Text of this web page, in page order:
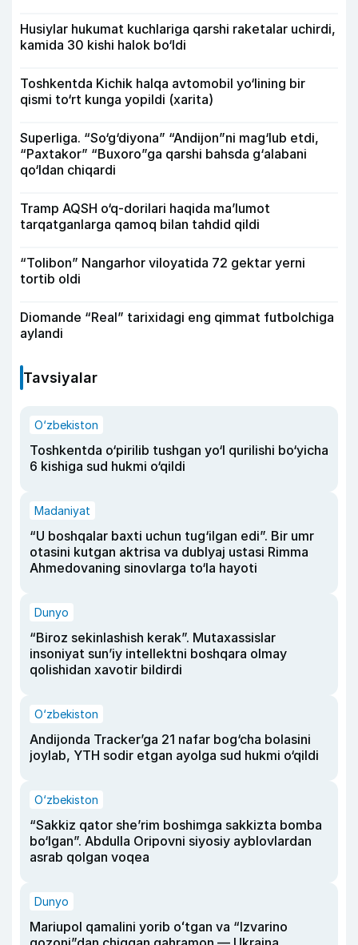
Husiylar hukumat kuchlariga qarshi raketalar uchirdi,
kamida 30 kishi halok bo‘ldi
Toshkentda Kichik halqa avtomobil yo‘lining bir
qismi to‘rt kunga yopildi (xarita)
Superliga. “So‘g‘diyona” “Andijon”ni mag‘lub etdi,
“Paxtakor” “Buxoro”ga qarshi bahsda g‘alabani
qo‘ldan chiqardi
Tramp AQSH o‘q-dorilari haqida ma’lumot
tarqatganlarga qamoq bilan tahdid qildi
“Tolibon” Nangarhor viloyatida 72 gektar yerni
tortib oldi
Diomande “Real” tarixidagi eng qimmat futbolchiga
aylandi
Tavsiyalar
O‘zbekiston
Toshkentda o‘pirilib tushgan yo‘l qurilishi bo‘yicha
6 kishiga sud hukmi o‘qildi
Madaniyat
“U boshqalar baxti uchun tug‘ilgan edi”. Bir umr
otasini kutgan aktrisa va dublyaj ustasi Rimma
Ahmedovaning sinovlarga to‘la hayoti
Dunyo
“Biroz sekinlashish kerak”. Mutaxassislar
insoniyat sun’iy intellektni boshqara olmay
qolishidan xavotir bildirdi
O‘zbekiston
Andijonda Tracker’ga 21 nafar bog‘cha bolasini
joylab, YTH sodir etgan ayolga sud hukmi o‘qildi
O‘zbekiston
“Sakkiz qator she’rim boshimga sakkizta bomba
bo‘lgan”. Abdulla Oripovni siyosiy ayblovlardan
asrab qolgan voqea
Dunyo
Mariupol qamalini yorib oʻtgan va “Izvarino